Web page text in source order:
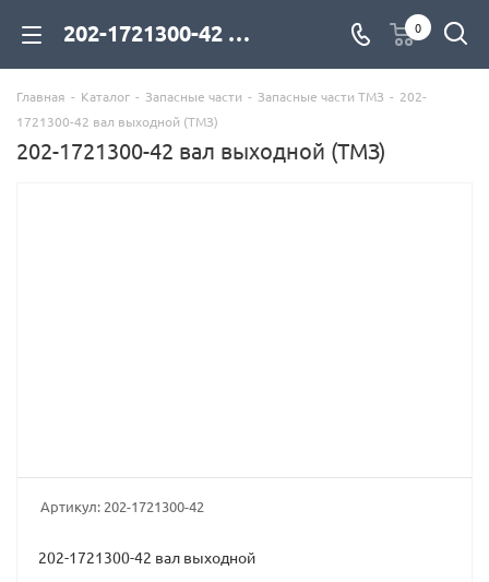
202-1721300-42 вал выходной (ТМЗ) для дизельных двигателей купить со склада с доставкой по цене официального дилера - компания Дизель Экспорт 0
Главная - Каталог - Запасные части - Запасные части ТМЗ - 202-
1721300-42 вал выходной (ТМЗ)
202-1721300-42 вал выходной (ТМЗ)
Артикул: 202-1721300-42
202-1721300-42 вал выходной